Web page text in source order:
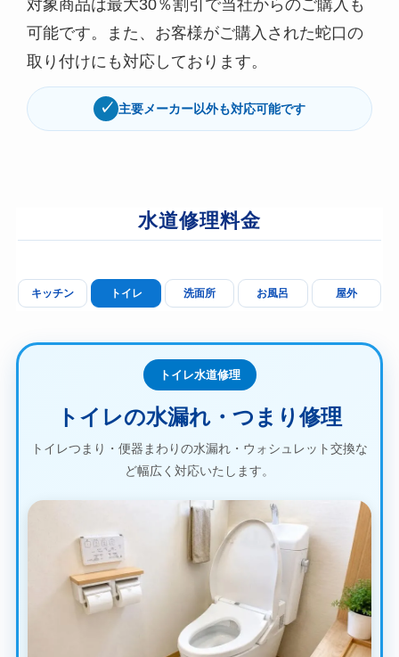
対象商品は最大30％割引で当社からのご購入も
可能です。また、お客様がご購入された蛇口の
取り付けにも対応しております。
✓ 主要メーカー以外も対応可能です
水道修理料金
キッチン トイレ 洗面所 お風呂 屋外
トイレ水道修理
トイレの水漏れ・つまり修理
トイレつまり・便器まわりの水漏れ・ウォシュレット交換な
ど幅広く対応いたします。